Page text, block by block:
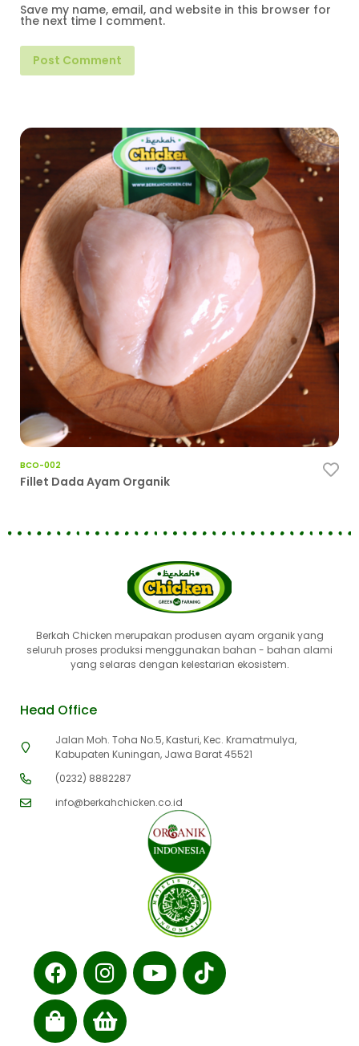
Save my name, email, and website in this browser for
the next time I comment.
BCO-002
Fillet Dada Ayam Organik
Berkah Chicken merupakan produsen ayam organik yang
seluruh proses produksi menggunakan bahan - bahan alami
yang selaras dengan kelestarian ekosistem.
Head Office
Jalan Moh. Toha No.5, Kasturi, Kec. Kramatmulya,
Kabupaten Kuningan, Jawa Barat 45521
(0232) 8882287
info@berkahchicken.co.id